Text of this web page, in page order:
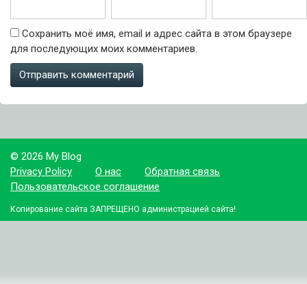
Сохранить моё имя, email и адрес сайта в этом браузере
для последующих моих комментариев.
© 2026 My Blog
Privacy Policy
О нас
Обратная связь
Пользовательское соглашение
Копирование сайта ЗАПРЕЩЕНО администрацией сайта!